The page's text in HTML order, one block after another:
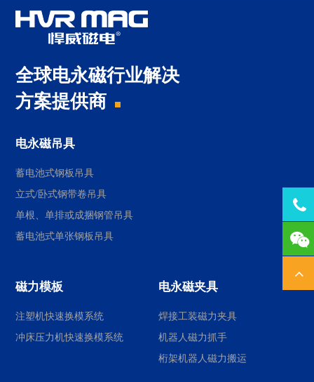
全球电永磁行业解决
方案提供商
电永磁吊具
蓄电池式钢板吊具
立式/卧式钢带卷吊具
单根、单排或成捆钢管吊具
蓄电池式单张钢板吊具
磁力模板
注塑机快速换模系统
冲床压力机快速换模系统
电永磁夹具
焊接工装磁力夹具
机器人磁力抓手
桁架机器人磁力搬运
Tel